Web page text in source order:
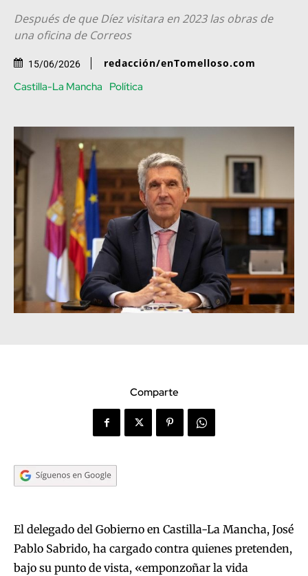
Después de que Díez visitara en 2023 las obras de
una oficina de Correos
15/06/2026 redacción/enTomelloso.com
Castilla-La Mancha Política
Comparte
El delegado del Gobierno en Castilla-La Mancha, José
Pablo Sabrido, ha cargado contra quienes pretenden,
bajo su punto de vista, «emponzoñar la vida